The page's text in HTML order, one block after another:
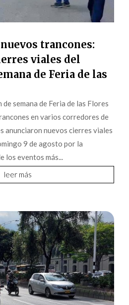
trancones:
viales del
de Feria de las
semana de Feria de las Flores
en varios corredores de
anunciaron nuevos cierres viales
9 de agosto por la
los eventos más...
leer más